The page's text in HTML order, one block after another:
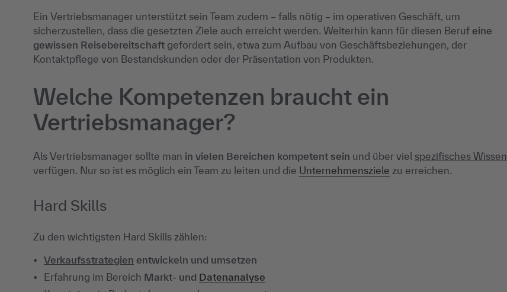
Ein Vertriebsmanager unterstützt sein Team zudem – falls nötig – im operativen Geschäft, um
sicherzustellen, dass die gesetzten Ziele auch erreicht werden. Weiterhin kann für diesen Beruf eine
gewissen Reisebereitschaft gefordert sein, etwa zum Aufbau von Geschäftsbeziehungen, der
Kontaktpflege von Bestandskunden oder der Präsentation von Produkten.
Welche Kompetenzen braucht ein
Vertriebsmanager?
Als Vertriebsmanager sollte man in vielen Bereichen kompetent sein und über viel spezifisches Wissen
verfügen. Nur so ist es möglich ein Team zu leiten und die Unternehmensziele zu erreichen.
Hard Skills
Zu den wichtigsten Hard Skills zählen:
Verkaufsstrategien entwickeln und umsetzen
Erfahrung im Bereich Markt- und Datenanalyse